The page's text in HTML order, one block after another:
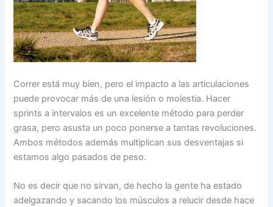
Correr está muy bien, pero el impacto a las articulaciones
puede provocar más de una lesión o molestia. Hacer
sprints a intervalos es un excelente método para perder
grasa, pero asusta un poco ponerse a tantas revoluciones.
Ambos métodos además multiplican sus desventajas si
estamos algo pasados de peso.
No es decir que no sirvan, de hecho la gente ha estado
adelgazando y sacando los músculos a relucir desde hace